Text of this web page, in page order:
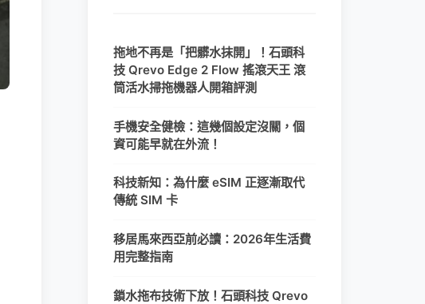
拖地不再是「把髒水抹開」！石頭科
技 Qrevo Edge 2 Flow 搖滾天王 滾
筒活水掃拖機器人開箱評測
手機安全健檢：這幾個設定沒關，個
資可能早就在外流！
科技新知：為什麼 eSIM 正逐漸取代
傳統 SIM 卡
移居馬來西亞前必讀：2026年生活費
用完整指南
鎖水拖布技術下放！石頭科技 Qrevo